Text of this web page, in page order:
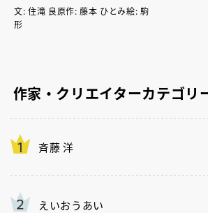
文: 住滝 良原作: 藤本 ひとみ絵: 駒
形
作家・クリエイターカテゴリ
斉藤 洋
えいおうあい